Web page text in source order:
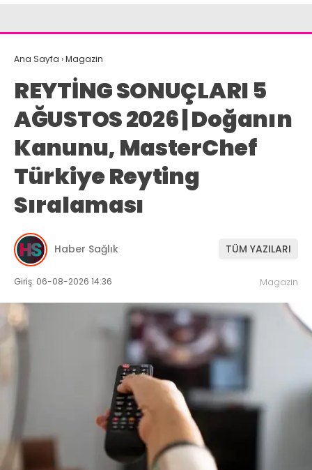
Ana Sayfa ›Magazin
REYTİNG SONUÇLARI 5
AĞUSTOS 2026 | Doğanın
Kanunu, MasterChef
Türkiye Reyting
Sıralaması
Haber Sağlık TÜM YAZILARI
Giriş: 06-08-2026 14:36 Magazin